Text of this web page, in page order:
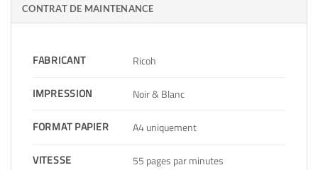
CONTRAT DE MAINTENANCE
FABRICANT Ricoh
IMPRESSION Noir & Blanc
FORMAT PAPIER A4 uniquement
VITESSE
55 pages par minutes